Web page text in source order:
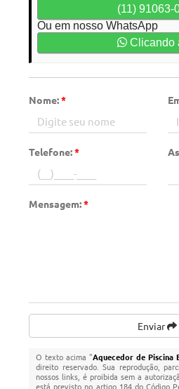
(11) 91063-
Ou em nosso WhatsApp
Clicando
Nome:*
Telefone:*
Mensagem:*
Enviar
O texto acima "Aquecedor de Piscina
direito reservado. Sua reprodução,
nossos links, é proibida sem a
está previsto no artigo 184 do Código